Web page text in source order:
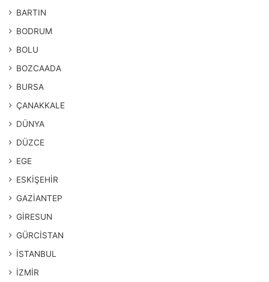
BARTIN
BODRUM
BOLU
BOZCAADA
BURSA
ÇANAKKALE
DÜNYA
DÜZCE
EGE
ESKİŞEHİR
GAZİANTEP
GİRESUN
GÜRCİSTAN
İSTANBUL
İZMİR